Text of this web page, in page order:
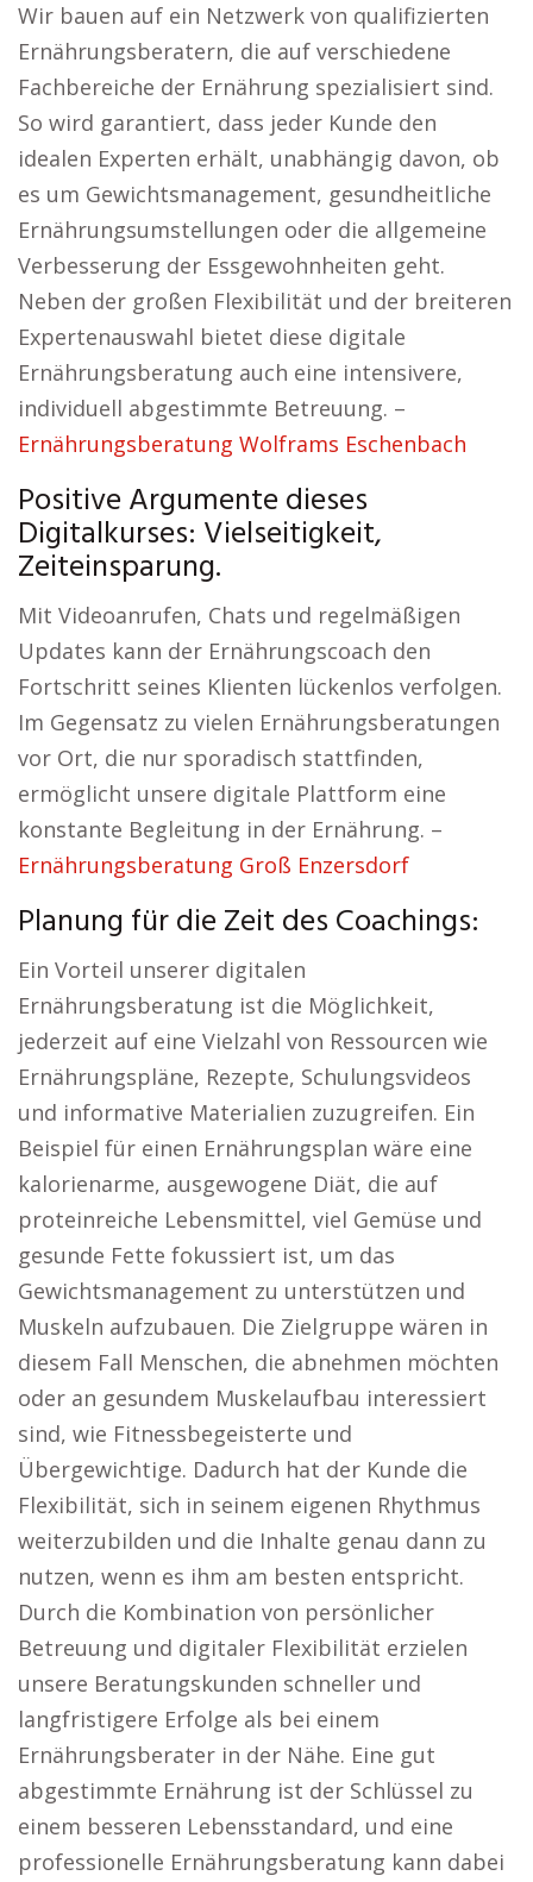
Wir bauen auf ein Netzwerk von qualifizierten
Ernährungsberatern, die auf verschiedene
Fachbereiche der Ernährung spezialisiert sind.
So wird garantiert, dass jeder Kunde den
idealen Experten erhält, unabhängig davon, ob
es um Gewichtsmanagement, gesundheitliche
Ernährungsumstellungen oder die allgemeine
Verbesserung der Essgewohnheiten geht.
Neben der großen Flexibilität und der breiteren
Expertenauswahl bietet diese digitale
Ernährungsberatung auch eine intensivere,
individuell abgestimmte Betreuung. –
Ernährungsberatung Wolframs Eschenbach
Positive Argumente dieses
Digitalkurses: Vielseitigkeit,
Zeiteinsparung.
Mit Videoanrufen, Chats und regelmäßigen
Updates kann der Ernährungscoach den
Fortschritt seines Klienten lückenlos verfolgen.
Im Gegensatz zu vielen Ernährungsberatungen
vor Ort, die nur sporadisch stattfinden,
ermöglicht unsere digitale Plattform eine
konstante Begleitung in der Ernährung. –
Ernährungsberatung Groß Enzersdorf
Planung für die Zeit des Coachings:
Ein Vorteil unserer digitalen
Ernährungsberatung ist die Möglichkeit,
jederzeit auf eine Vielzahl von Ressourcen wie
Ernährungspläne, Rezepte, Schulungsvideos
und informative Materialien zuzugreifen. Ein
Beispiel für einen Ernährungsplan wäre eine
kalorienarme, ausgewogene Diät, die auf
proteinreiche Lebensmittel, viel Gemüse und
gesunde Fette fokussiert ist, um das
Gewichtsmanagement zu unterstützen und
Muskeln aufzubauen. Die Zielgruppe wären in
diesem Fall Menschen, die abnehmen möchten
oder an gesundem Muskelaufbau interessiert
sind, wie Fitnessbegeisterte und
Übergewichtige. Dadurch hat der Kunde die
Flexibilität, sich in seinem eigenen Rhythmus
weiterzubilden und die Inhalte genau dann zu
nutzen, wenn es ihm am besten entspricht.
Durch die Kombination von persönlicher
Betreuung und digitaler Flexibilität erzielen
unsere Beratungskunden schneller und
langfristigere Erfolge als bei einem
Ernährungsberater in der Nähe. Eine gut
abgestimmte Ernährung ist der Schlüssel zu
einem besseren Lebensstandard, und eine
professionelle Ernährungsberatung kann dabei